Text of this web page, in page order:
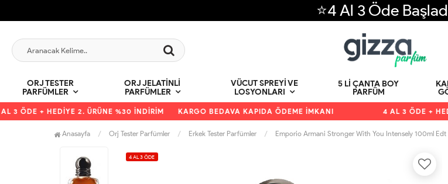
⭐4 Al 3 Öde
ORJ TESTER
PARFÜMLER
ORJ JELATINLI
PARFÜMLER
VÜCUT SPREYI VE
LOSYONLARI
5 LI ÇANTA BOY
PARFÜM
ÖDE + HEDİYE 2. ÜRÜNE %30 İNDİRİM KARGO BEDAVA KAPIDA ÖDEME İMKANI 4 AL 3 ÖDE +
Anasayfa Orj Tester Parfümler Erkek Tester Parfümler Emporio Armani Stronger With You Intensely 100ml Edt
4 AL 3 ÖDE